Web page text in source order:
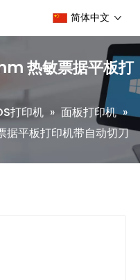
简体中文
热敏票据平板打
打印机 » 面板打印机 »
平板打印机带自动切刀